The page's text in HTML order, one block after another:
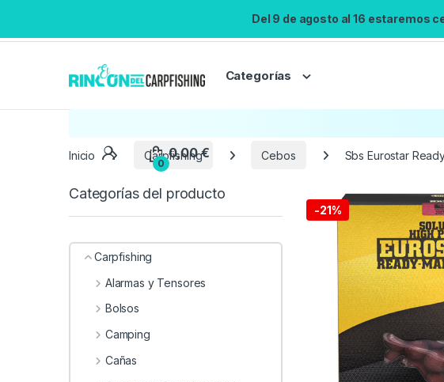
Del 9 de agosto al 16 estaremos
Categorías
No
Inicio Carpfishing Cebos Sbs Eurostar
-21%
Categorías del producto
Carpfishing
Alarmas y Tensores
Bolsos
Camping
Cañas